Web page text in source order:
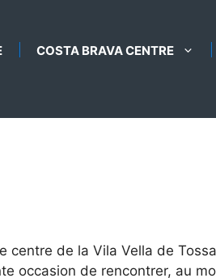
COSTA BRAVA CENTRE
centre de la Vila Vella de
occasion de rencontrer, au